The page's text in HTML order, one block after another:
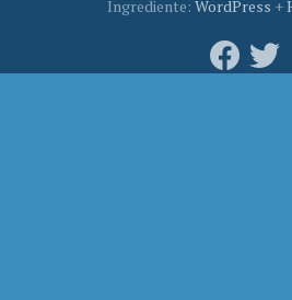
Ingrediente: WordPress +